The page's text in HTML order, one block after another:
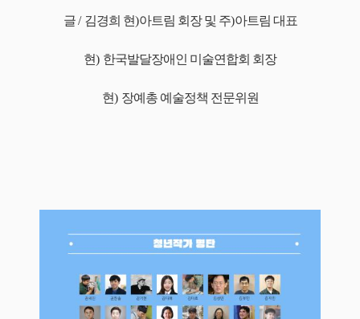
글/ 김경희 현)아트림 회장 및 주)아트림 대표
현) 한국발달장애인 미술연합회 회장
현) 장예총 예술정책 전문위원